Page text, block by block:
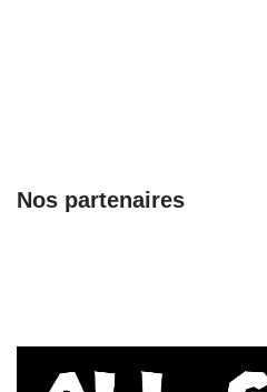
Nos partenaires